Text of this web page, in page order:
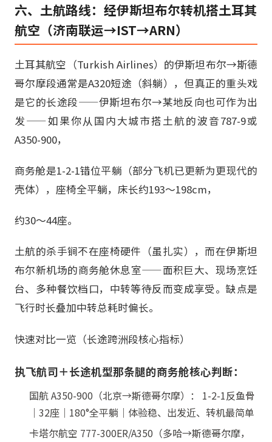
六、土航路线：经伊斯坦布尔转机搭土耳其
航空（济南联运→IST→ARN）
土耳其航空（Turkish Airlines）的伊斯坦布尔→斯德
哥尔摩段通常是A320短途（斜躺），但真正的重头戏
是它的长途段——伊斯坦布尔→某地反向也可作为出
发——如果你从国内大城市搭土航的波音787-9或
A350-900，
商务舱是1-2-1错位平躺（部分飞机已更新为更现代的
壳体），座椅全平躺，床长约193～198cm，
约30～44座。
土航的杀手锏不在座椅硬件（虽扎实），而在伊斯坦
布尔新机场的商务舱休息室——面积巨大、现场烹饪
台、多种餐饮档口，中转等待反而变成享受。缺点是
飞行时长叠加中转总耗时偏长。
快速对比一览（长途跨洲段核心指标）
执飞航司＋长途机型那条腿的商务舱核心判断：
国航 A350-900（北京→斯德哥尔摩）： 1-2-1反鱼骨
｜32座｜180°全平躺｜体验稳、出发近、转机最简单
卡塔尔航空 777-300ER/A350（多哈→斯德哥尔摩，